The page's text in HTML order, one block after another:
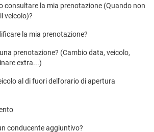
consultare la mia prenotazione (Quando non
veicolo)?
la mia prenotazione?
prenotazione? (Cambio data, veicolo,
extra...)
al di fuori dell'orario di apertura
conducente aggiuntivo?